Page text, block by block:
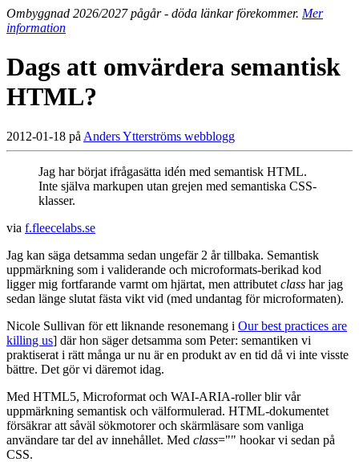
Ombyggnad 2026/2027 pågår - döda länkar förekommer. Mer
information
Dags att omvärdera semantisk
HTML?
2012-01-18 på Anders Ytterströms webblogg
Jag har börjat ifrågasätta idén med semantisk HTML.
Inte själva markupen utan grejen med semantiska CSS-
klasser.
via f.fleecelabs.se
Jag kan säga detsamma sedan ungefär 2 år tillbaka. Semantisk
uppmärkning som i validerande och microformats-berikad kod
ligger mig fortfarande varmt om hjärtat, men attributet class har jag
sedan länge slutat fästa vikt vid (med undantag för microformaten).
Nicole Sullivan för ett liknande resonemang i Our best practices are
killing us] där hon säger detsamma som Peter: semantiken vi
praktiserat i rätt många ur nu är en produkt av en tid då vi inte visste
bättre. Det gör vi däremot idag.
Med HTML5, Microformat och WAI-ARIA-roller blir vår
uppmärkning semantisk och välformulerad. HTML-dokumentet
försäkrar att såväl sökmotorer och skärmläsare som vanliga
användare tar del av innehållet. Med class="" hookar vi sedan på
CSS.